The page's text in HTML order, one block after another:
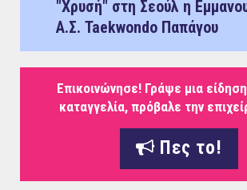
"Χρυσή" στη Σεούλ η
Α.Σ. Taekwondo Παπάγου
Επικοινώνησε! Γράψε μια
καταγγελία, πρόβαλε την
Πες το!